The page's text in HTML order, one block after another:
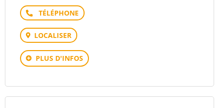
Téléphone
LOCALISER
PLUS D'INFOS